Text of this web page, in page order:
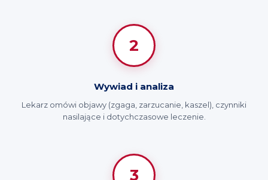
2
Wywiad i analiza
Lekarz omówi objawy (zgaga, zarzucanie, kaszel), czynniki
nasilające i dotychczasowe leczenie.
3